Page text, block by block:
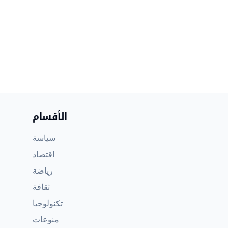
الأقسام
سياسة
اقتصاد
رياضة
ثقافة
تكنولوجيا
منوعات